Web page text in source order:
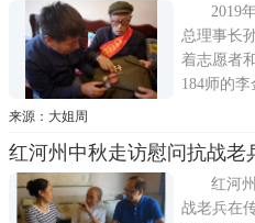
93岁。志
2019
总理事长
着志愿者
184师的李
1945年8
常生动，
所有的战
营长…两
来源：大姐周
红河州中秋走访慰问抗战老
红河
战老兵在